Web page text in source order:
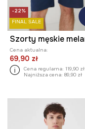
-22%
FINAL SALE
Cena aktualna:
69,90 zł
Cena regularna: 119,90 zł
Najniższa cena: 89,90 zł